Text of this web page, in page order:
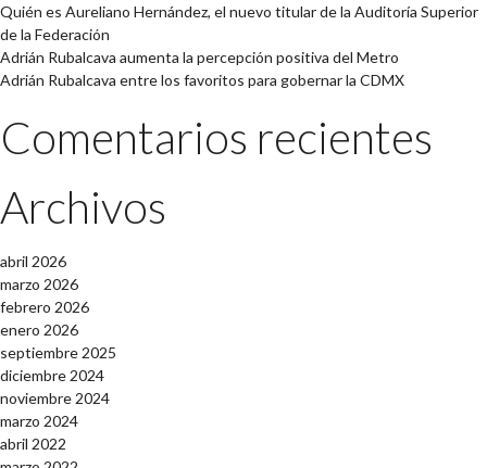
Quién es Aureliano Hernández, el nuevo titular de la Auditoría Superior
de la Federación
Adrián Rubalcava aumenta la percepción positiva del Metro
Adrián Rubalcava entre los favoritos para gobernar la CDMX
Comentarios recientes
Archivos
abril 2026
marzo 2026
febrero 2026
enero 2026
septiembre 2025
diciembre 2024
noviembre 2024
marzo 2024
abril 2022